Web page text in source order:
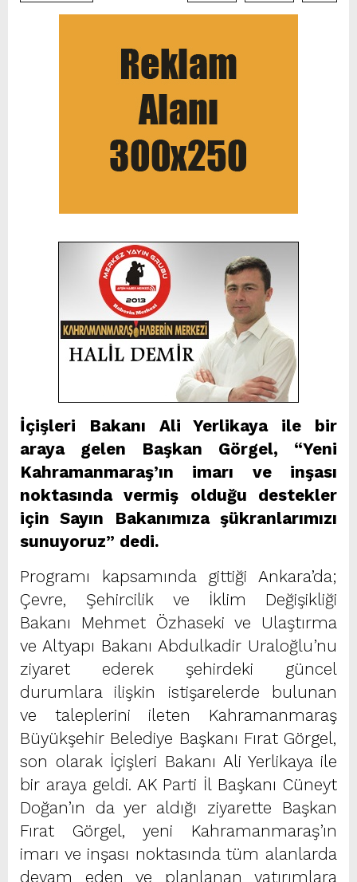
İçişleri Bakanı Ali Yerlikaya ile bir
araya gelen Başkan Görgel, “Yeni
Kahramanmaraş’ın imarı ve inşası
noktasında vermiş olduğu destekler
için Sayın Bakanımıza şükranlarımızı
sunuyoruz” dedi.
Programı kapsamında gittiği Ankara’da;
Çevre, Şehircilik ve İklim Değişikliği
Bakanı Mehmet Özhaseki ve Ulaştırma
ve Altyapı Bakanı Abdulkadir Uraloğlu’nu
ziyaret ederek şehirdeki güncel
durumlara ilişkin istişarelerde bulunan
ve taleplerini ileten Kahramanmaraş
Büyükşehir Belediye Başkanı Fırat Görgel,
son olarak İçişleri Bakanı Ali Yerlikaya ile
bir araya geldi. AK Parti İl Başkanı Cüneyt
Doğan’ın da yer aldığı ziyarette Başkan
Fırat Görgel, yeni Kahramanmaraş’ın
imarı ve inşası noktasında tüm alanlarda
devam eden ve planlanan yatırımlara